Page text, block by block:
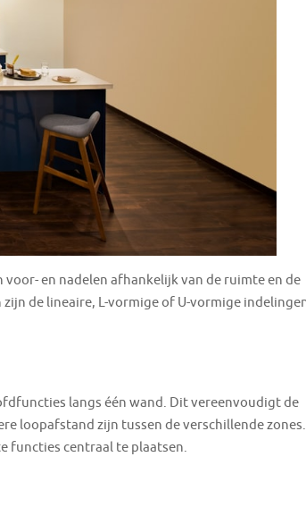
en nadelen afhankelijk van de ruimte en de
de lineaire, L-vormige of U-vormige
langs één wand. Dit vereenvoudigt de
loopafstand zijn tussen de verschillende zones.
functies centraal te plaatsen.